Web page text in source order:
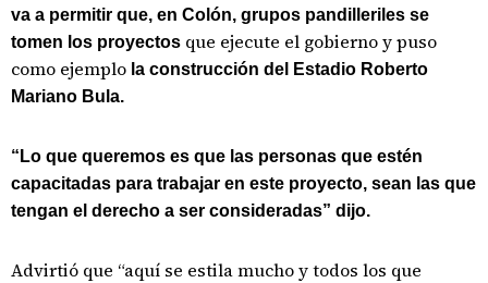
va a permitir que, en Colón, grupos pandilleriles se
tomen los proyectos que ejecute el gobierno y puso
como ejemplo la construcción del Estadio Roberto
Mariano Bula.
“Lo que queremos es que las personas que estén
capacitadas para trabajar en este proyecto, sean las que
tengan el derecho a ser consideradas” dijo.
Advirtió que “aquí se estila mucho y todos los que